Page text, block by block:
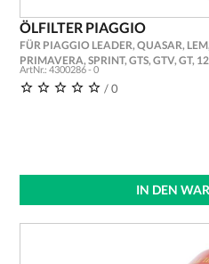
ÖLFILTER PIAGGIO
FÜR PIAGGIO LEADER, QUASAR,
PRIMAVERA, SPRINT, GTS, GTV, GT,
ArtNr.: 4300286 - 0
/ 0
IN DEN